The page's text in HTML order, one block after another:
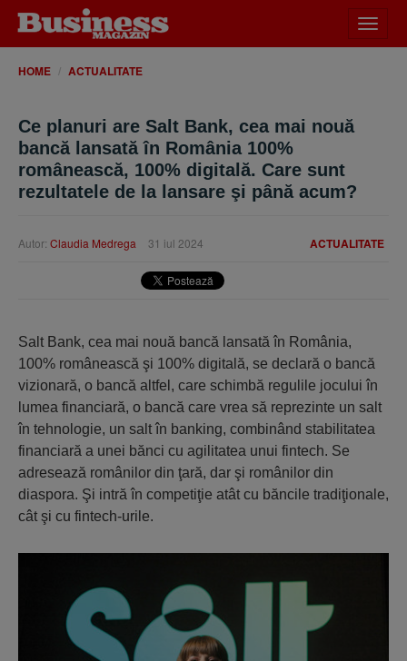
meniu
HOME ACTUALITATE
Ce planuri are Salt Bank, cea mai nouă
bancă lansată în România 100%
românească, 100% digitală. Care sunt
rezultatele de la lansare şi până acum?
ACTUALITATE
Autor: Claudia Medrega 31 iul 2024
Salt Bank, cea mai nouă bancă lansată în România,
100% românească şi 100% digitală, se declară o bancă
vizionară, o bancă altfel, care schimbă regulile jocului în
lumea financiară, o bancă care vrea să reprezinte un salt
în tehnologie, un salt în banking, combinând stabilitatea
financiară a unei bănci cu agilitatea unui fintech. Se
adresează românilor din ţară, dar şi românilor din
diaspora. Şi intră în competiţie atât cu băncile tradiţionale,
cât şi cu fintech-urile.